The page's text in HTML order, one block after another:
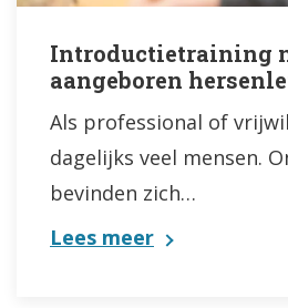
Introductietraining
aangeboren
Als professional of
dagelijks veel mensen.
bevinden zich…
Lees meer